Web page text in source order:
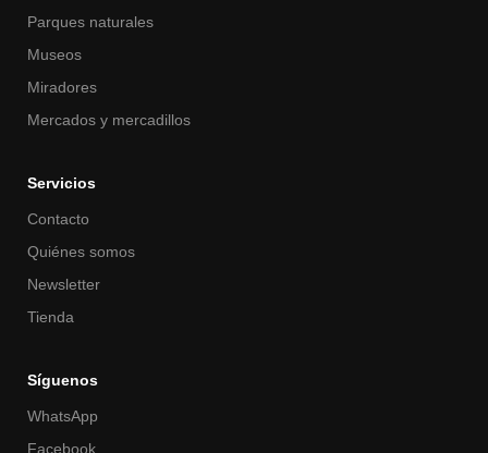
Parques naturales
Museos
Miradores
Mercados y mercadillos
Servicios
Contacto
Quiénes somos
Newsletter
Tienda
Síguenos
WhatsApp
Facebook